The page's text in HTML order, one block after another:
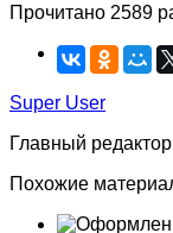
Прочитано 2589
Super User
Главный редактор
Похожие